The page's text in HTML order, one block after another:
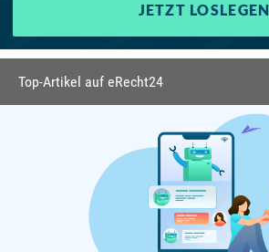
JETZT LOSLEGEN
Top-Artikel auf eRecht24